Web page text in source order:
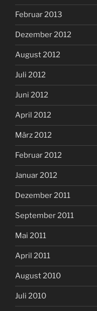
Februar 2013
Dezember 2012
August 2012
Juli 2012
Juni 2012
April 2012
März 2012
Februar 2012
Januar 2012
Dezember 2011
September 2011
Mai 2011
April 2011
August 2010
Juli 2010